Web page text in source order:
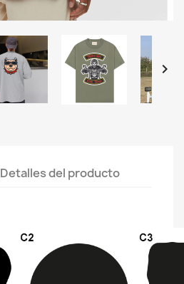

Detalles del producto